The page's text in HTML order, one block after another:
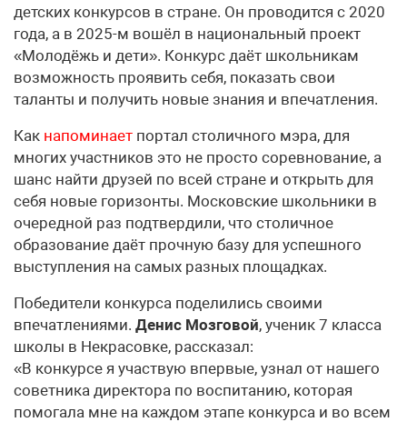
детских конкурсов в стране. Он проводится с 2020
года, а в 2025-м вошёл в национальный проект
«Молодёжь и дети». Конкурс даёт школьникам
возможность проявить себя, показать свои
таланты и получить новые знания и впечатления.
Как напоминает портал столичного мэра, для
многих участников это не просто соревнование, а
шанс найти друзей по всей стране и открыть для
себя новые горизонты. Московские школьники в
очередной раз подтвердили, что столичное
образование даёт прочную базу для успешного
выступления на самых разных площадках.
Победители конкурса поделились своими
впечатлениями. Денис Мозговой, ученик 7 класса
школы в Некрасовке, рассказал:
«В конкурсе я участвую впервые, узнал от нашего
советника директора по воспитанию, которая
помогала мне на каждом этапе конкурса и во всем